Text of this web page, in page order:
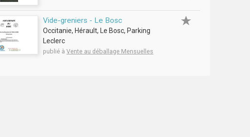
Vide-greniers - Le Bosc
Occitanie, Hérault, Le Bosc, Parking
Leclerc
publié àVente au déballage Mensuelles